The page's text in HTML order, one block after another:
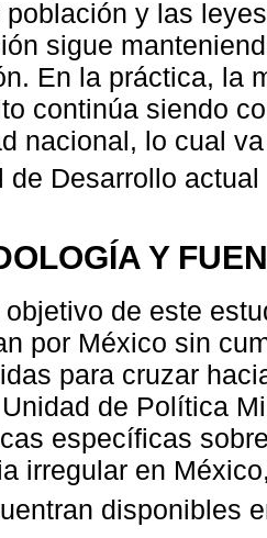
población y las
sigue
En la práctica, la
continúa siendo
nacional, lo cual
de Desarrollo actual
Y
objetivo de este
por México sin
para cruzar
de Política
específicas
irregular en
disponibles